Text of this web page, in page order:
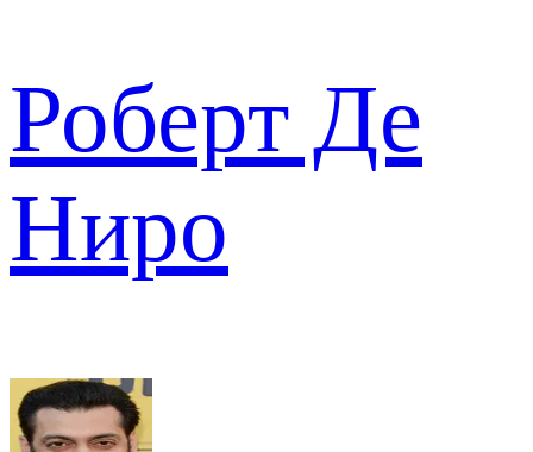
Роберт Де
Ниро